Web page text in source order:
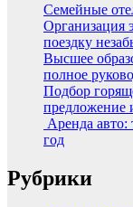
Семейные
Организация
поездку
Высшее
полное
Подбор
предложение
Аренда авто:
год
Рубрики